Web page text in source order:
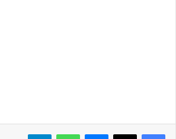
ماسنجر واتساب تيلقرام